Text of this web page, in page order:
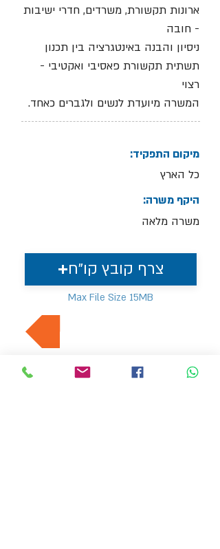
ארונות תקשורת, משרדים, חדרי ישיבות
- חובה
ניסיון והבנה באינטגרציה בין תכנון
תשתית תקשורת פאסיבי ואקטיבי -
רצוי
המשרה מיועדת לנשים ולגברים כאחד.
מיקום התפקיד:
כל הארץ
היקף משרה:
משרה מלאה
צרף קובץ קו"ח
Max File Size 15MB